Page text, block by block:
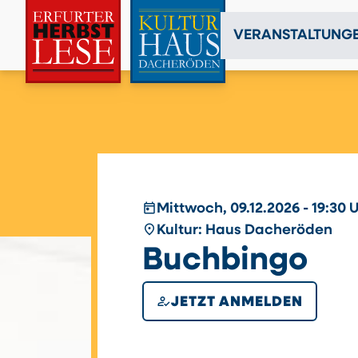
todayMittwoch, 09.12.2026 - 19:30
place Kultur: Haus Dacheröden
Buchbingo
how_to_regJETZT ANMELDEN